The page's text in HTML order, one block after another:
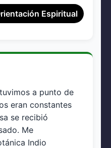
Espiritual
a punto de
eran constantes
se recibió
Me
Indio